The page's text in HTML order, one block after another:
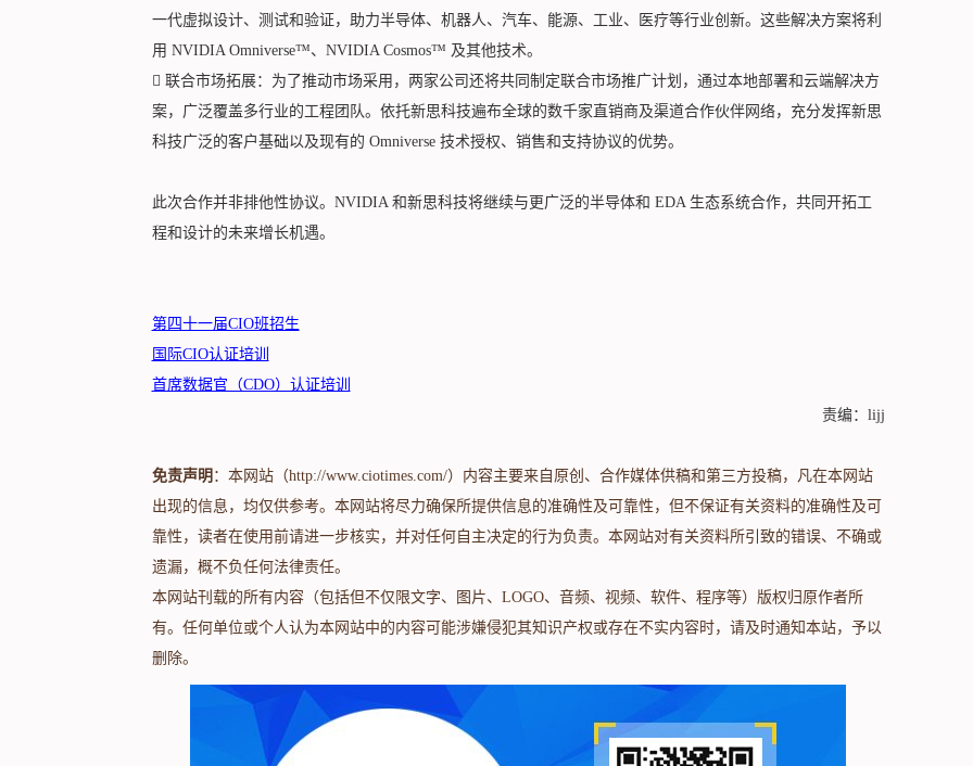
一代虚拟设计、测试和验证，助力半导体、机器人、汽车、能源、工业、医疗等行业创新。这些解决方案将利
用 NVIDIA Omniverse™、NVIDIA Cosmos™ 及其他技术。
 联合市场拓展：为了推动市场采用，两家公司还将共同制定联合市场推广计划，通过本地部署和云端解决方
案，广泛覆盖多行业的工程团队。依托新思科技遍布全球的数千家直销商及渠道合作伙伴网络，充分发挥新思
科技广泛的客户基础以及现有的 Omniverse 技术授权、销售和支持协议的优势。
此次合作并非排他性协议。NVIDIA 和新思科技将继续与更广泛的半导体和 EDA 生态系统合作，共同开拓工
程和设计的未来增长机遇。
第四十一届CIO班招生
国际CIO认证培训
首席数据官（CDO）认证培训
责编：lijj
免责声明 ：本网站（http://www.ciotimes.com/）内容主要来自原创、合作媒体供稿和第三方投稿，凡在本网站
出现的信息，均仅供参考。本网站将尽力确保所提供信息的准确性及可靠性，但不保证有关资料的准确性及可
靠性，读者在使用前请进一步核实，并对任何自主决定的行为负责。本网站对有关资料所引致的错误、不确或
遗漏，概不负任何法律责任。
本网站刊载的所有内容（包括但不仅限文字、图片、LOGO、音频、视频、软件、程序等）版权归原作者所
有。任何单位或个人认为本网站中的内容可能涉嫌侵犯其知识产权或存在不实内容时，请及时通知本站，予以
删除。